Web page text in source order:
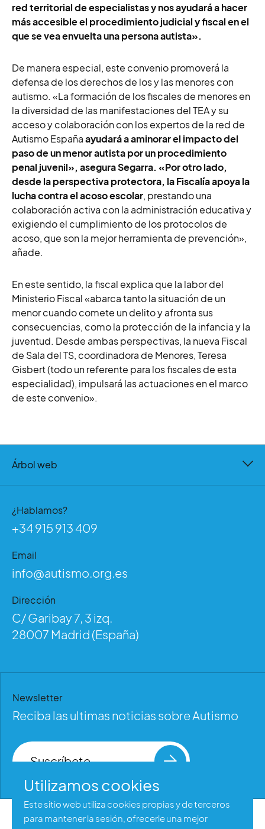
red territorial de especialistas y nos ayudará a hacer
más accesible el procedimiento judicial y fiscal en el
que se vea envuelta una persona autista».
De manera especial, este conveniopromoverá la
defensa de los derechos de los y las menores con
autismo. «La formación de los fiscales de menores en
la diversidad de las manifestaciones del TEA y su
acceso y colaboración con los expertos de la red de
Autismo Españaayudará a aminorar el impacto del
paso de un menor autista por un procedimiento
penal juvenil», asegura Segarra. «Por otro lado,
desde la perspectiva protectora, la Fiscalía apoya la
lucha contra el acoso escolar, prestando una
colaboración activa con la administración educativa y
exigiendo el cumplimiento de los protocolos de
acoso, que son la mejor herramienta de prevención»,
añade.
En este sentido, la fiscal explica que la labor del
Ministerio Fiscal «abarca tanto la situación de un
menor cuando comete un delito y afronta sus
consecuencias, como la protección de la infancia y la
juventud. Desde ambas perspectivas, la nueva Fiscal
de Sala del TS, coordinadora de Menores, Teresa
Gisbert (todo un referente para los fiscales de esta
especialidad), impulsará las actuaciones en el marco
de este convenio».
Árbol web
¿Hablamos?
+34 915 913 409
Email
info@autismo.org.es
Dirección
C/ Garibay 7, 3 izq.
28007 Madrid (España)
Newsletter
Reciba las ultimas noticias sobre Autismo
Suscríbete
Aviso legal
Utilizamos cookies
Este sitio web utiliza cookies propias y de terceros
para mantener la sesión, ofrecerle una mejor